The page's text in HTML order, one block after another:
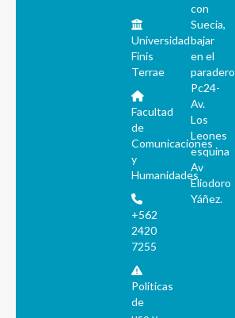
Universidad
Finis
Terrae
Facultad
de
Comunicaciones
y
Humanidades
+562
2420
7255
Políticas
de
con
Suecia,
bajar
en el
paradero
Pc24-
Av.
Los
Leones
esquina
Av
Eliodoro
Yáñez.